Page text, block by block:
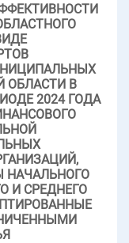
ОБЛАСТИ В
2024 ГОДА
И СРЕДНЕГО